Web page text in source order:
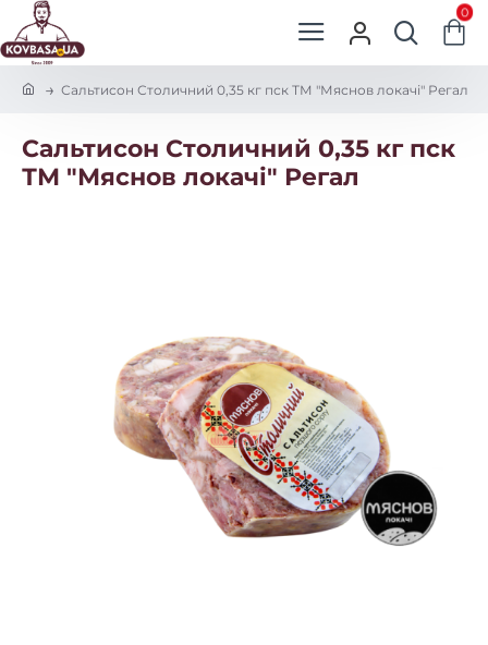
0
e
Сальтисон Столичний 0,35 кг пск ТМ "Мяснов локачі" Регал
Сальтисон Столичний 0,35 кг пск
ТМ "Мяснов локачі" Регал